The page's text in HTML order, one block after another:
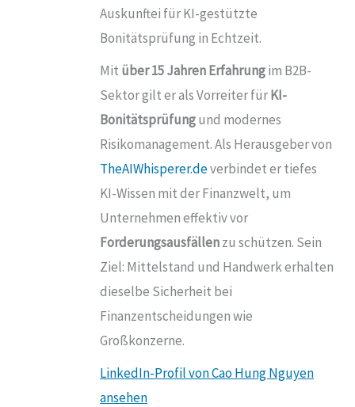
Auskunftei für KI-gestützte
Bonitätsprüfung in Echtzeit.
Mit über 15 Jahren Erfahrungim B2B-
Sektor gilt er als Vorreiter fürKI-
Bonitätsprüfungund modernes
Risikomanagement. Als Herausgeber von
TheAIWhisperer.deverbindet er tiefes
KI-Wissen mit der Finanzwelt, um
Unternehmen effektiv vor
Forderungsausfällenzu schützen. Sein
Ziel: Mittelstand und Handwerk erhalten
dieselbe Sicherheit bei
Finanzentscheidungen wie
Großkonzerne.
LinkedIn-Profil von Cao Hung Nguyen
ansehen